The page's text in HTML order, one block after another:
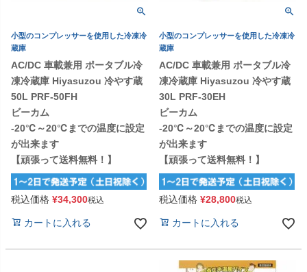
小型のコンプレッサーを使用した冷凍冷
蔵庫
AC/DC 車載兼用 ポータブル冷
凍冷蔵庫 Hiyasuzou 冷やす蔵
50L PRF-50FH
ビーカム
-20℃～20℃までの温度に設定
が出来ます
【頑張って送料無料！】
税込価格 ¥34,300税込
カートに入れる
小型のコンプレッサーを使用した冷凍冷
蔵庫
AC/DC 車載兼用 ポータブル冷
凍冷蔵庫 Hiyasuzou 冷やす蔵
30L PRF-30EH
ビーカム
-20℃～20℃までの温度に設定
が出来ます
【頑張って送料無料！】
税込価格 ¥28,800税込
カートに入れる